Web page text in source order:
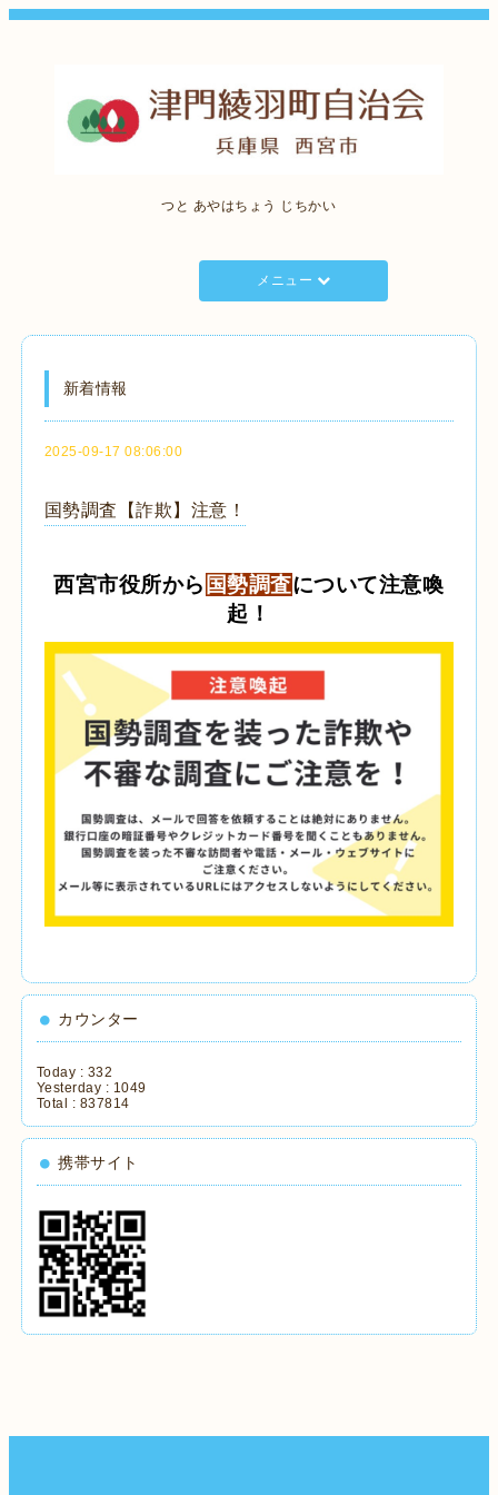
つと あやはちょう じちかい
メニュー
新着情報
2025-09-17 08:06:00
国勢調査【詐欺】注意！
西宮市役所から 国勢調査について注意喚
起！
カウンター
Today : 332
Yesterday : 1049
Total : 837814
携帯サイト